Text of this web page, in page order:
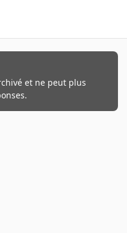
et ne peut plus